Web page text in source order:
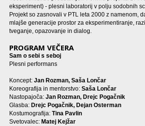
eksperiment) - plesni laboratorij v polju sodobnih
Projekt so zasnovali v PTL leta 2000 z namenom,
mlajše generacije prostor za eksperimentiranje,
tveganje, opazovanje in dialog.
PROGRAM VEČERA
Sam o sebi s seboj
Plesni performans
Koncept: Jan Rozman, Saša Lončar
Koreografija in mentorstvo: Saša Lončar
Nastopajoča: Jan Rozman, Drejc Pogačnik
Glasba: Drejc Pogačnik, Dejan Osterman
Kostumografija: Tina Pavlin
Svetovalec: Matej Kejžar